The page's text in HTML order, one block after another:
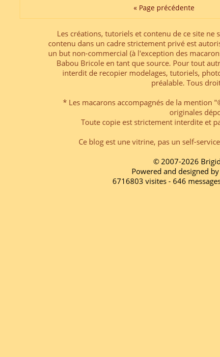
« Page précédente
Les créations, tutoriels et contenu de ce site
contenu dans un cadre strictement privé est
un but non-commercial (à l'exception des
Babou Bricole en tant que source. Pour tout
interdit de recopier modelages, tutoriels,
préalable. Tous
* Les macarons accompagnés de la mention
originales
Toute copie est strictement interdite et
Ce blog est une vitrine, pas un self-
© 2007-2026
Powered and designed
6716803 visites - 646